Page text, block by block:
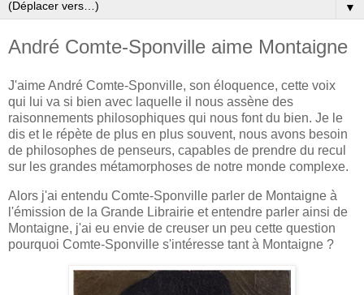
▼
André Comte-Sponville aime Montaigne
J'aime André Comte-Sponville, son éloquence, cette voix
qui lui va si bien avec laquelle il nous assène des
raisonnements philosophiques qui nous font du bien. Je le
dis et le répète de plus en plus souvent, nous avons besoin
de philosophes de penseurs, capables de prendre du recul
sur les grandes métamorphoses de notre monde complexe.
Alors j'ai entendu Comte-Sponville parler de Montaigne à
l'émission de la Grande Librairie et entendre parler ainsi de
Montaigne, j'ai eu envie de creuser un peu cette question
pourquoi Comte-Sponville s'intéresse tant à Montaigne ?